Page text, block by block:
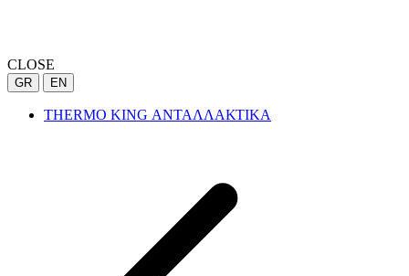
CLOSE
GR EN
THERMO KING ΑΝΤΑΛΛΑΚΤΙΚΑ